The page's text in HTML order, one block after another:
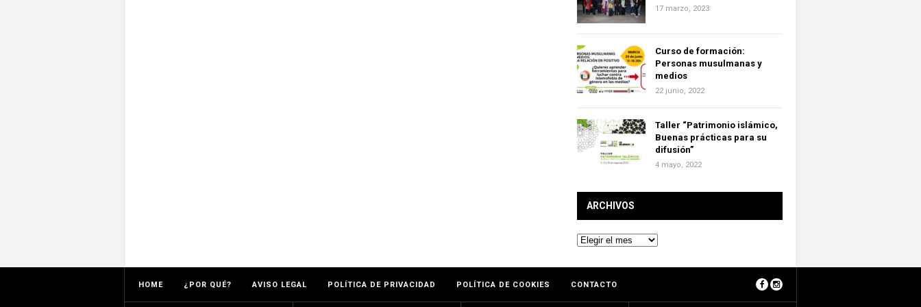
17 marzo, 2023
Curso de formación:
Personas musulmanas y
medios
22 junio, 2022
Taller “Patrimonio islámico,
Buenas prácticas para su
difusión”
4 mayo, 2022
ARCHIVOS
Archivos
HOME ¿POR QUÉ? AVISO LEGAL POLÍTICA DE PRIVACIDAD POLÍTICA DE COOKIES CONTACTO